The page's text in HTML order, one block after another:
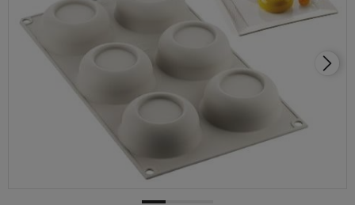
Wybierz coś dla siebie z naszej aktualnej oferty lub
zaloguj się, aby przywrócić dodane produkty do listy